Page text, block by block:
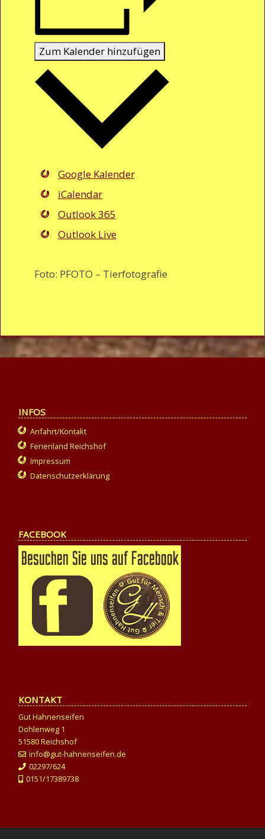
Zum Kalender hinzufügen
Google Kalender
iCalendar
Outlook 365
Outlook Live
Foto: PFOTO – Tierfotografie
INFOS
Anfahrt/Kontakt
Ferienland Reichshof
Impressum
Datenschutzerklärung
FACEBOOK
KONTAKT
Gut Hahnenseifen
Dohlenweg 1
51580 Reichshof
info@gut-hahnenseifen.de
02297/624
0151/17389738